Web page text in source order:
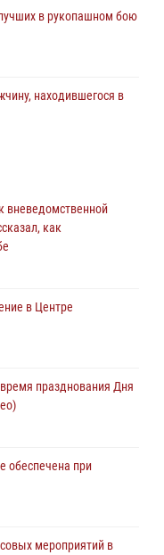
в рукопашном бою
находившегося в
мужчину, пытавшегося
Росгвардии
мужчин, устроивших
на футбольном
вневедомственной
как
в Центре
празднования Дня
обеспечена при
мероприятий в